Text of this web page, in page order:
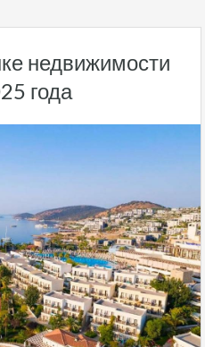
недвижимости
года